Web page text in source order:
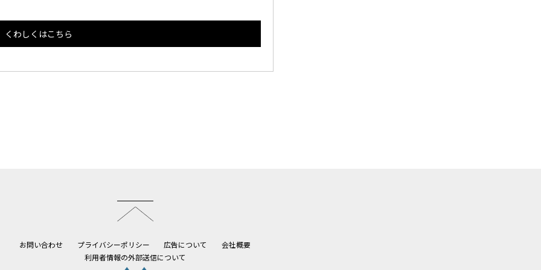
くわしくはこちら
お問い合わせ プライバシーポリシー 広告について
会社概要
利用者情報の外部送信について